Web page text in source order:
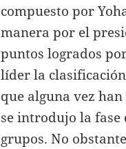
compuesto por
manera por el
puntos logrados
líder la
que alguna vez
se introdujo la fase
grupos. No